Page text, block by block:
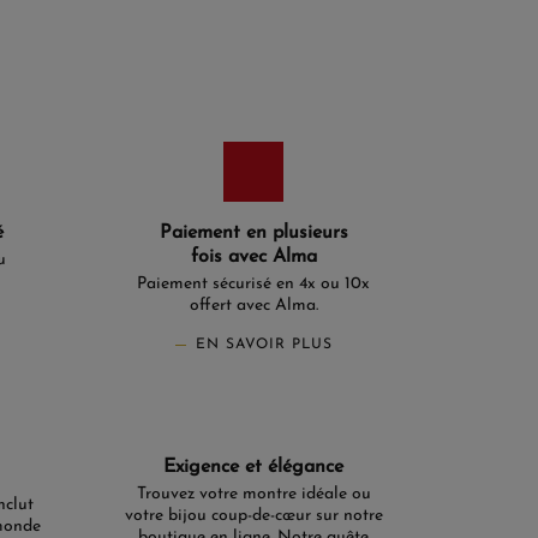
Paiement en plusieurs
fois avec Alma
Paiement sécurisé en 4x ou 10x
offert avec Alma.
EN SAVOIR PLUS
Exigence et élégance
Trouvez votre montre idéale ou
votre bijou coup-de-cœur sur notre